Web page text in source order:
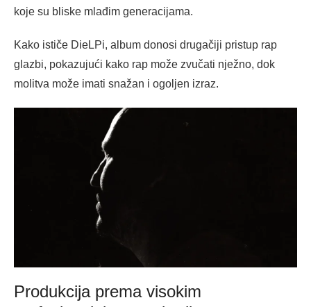
koje su bliske mlađim generacijama.
Kako ističe DieLPi, album donosi drugačiji pristup rap
glazbi, pokazujući kako rap može zvučati nježno, dok
molitva može imati snažan i ogoljen izraz.
Produkcija prema visokim